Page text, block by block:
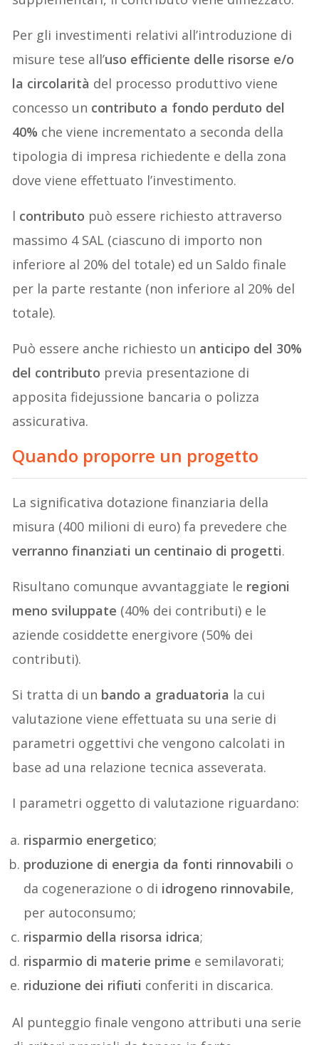
Per gli investimenti relativi all’introduzione di
misure tese all’uso efficiente delle risorse e/o
la circolarità del processo produttivo viene
concesso un contributo a fondo perduto del
40% che viene incrementato a seconda della
tipologia di impresa richiedente e della zona
dove viene effettuato l’investimento.
l contributo può essere richiesto attraverso
massimo 4 SAL (ciascuno di importo non
inferiore al 20% del totale) ed un Saldo finale
per la parte restante (non inferiore al 20% del
totale).
Può essere anche richiesto un anticipo del 30%
del contributo previa presentazione di
apposita fidejussione bancaria o polizza
assicurativa.
Quando proporre un progetto
La significativa dotazione finanziaria della
misura (400 milioni di euro) fa prevedere che
verranno finanziati un centinaio di progetti.
Risultano comunque avvantaggiate le regioni
meno sviluppate (40% dei contributi) e le
aziende cosiddette energivore (50% dei
contributi).
Si tratta di un bando a graduatoria la cui
valutazione viene effettuata su una serie di
parametri oggettivi che vengono calcolati in
base ad una relazione tecnica asseverata.
I parametri oggetto di valutazione riguardano:
risparmio energetico;
produzione di energia da fonti rinnovabili o
da cogenerazione o di idrogeno rinnovabile,
per autoconsumo;
risparmio della risorsa idrica;
risparmio di materie prime e semilavorati;
riduzione dei rifiuti conferiti in discarica.
Al punteggio finale vengono attributi una serie